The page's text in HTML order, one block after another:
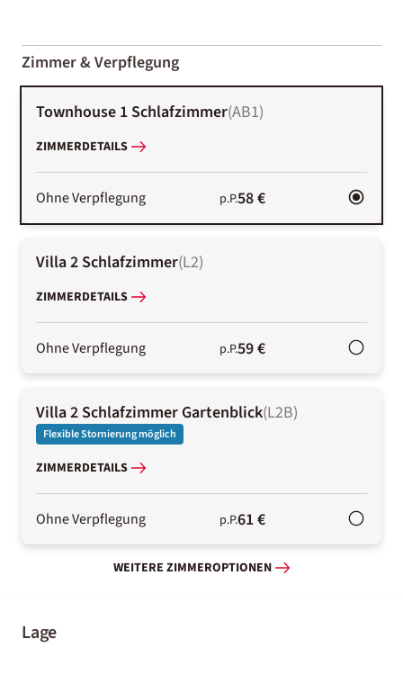
01-02
Zimmer & Verpflegung
Townhouse 1 Schlafzimmer(AB1)
ZIMMERDETAILS
Ohne Verpflegung p.P.58 €
Villa 2 Schlafzimmer(L2)
ZIMMERDETAILS
Ohne Verpflegung p.P.59 €
Villa 2 Schlafzimmer Gartenblick(L2B)
Flexible Stornierung möglich
ZIMMERDETAILS
Ohne Verpflegung p.P.61 €
WEITERE ZIMMEROPTIONEN
Lage